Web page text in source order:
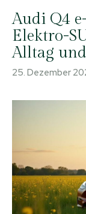
Audi Q4
Elektro-
Alltag
25. Dezember